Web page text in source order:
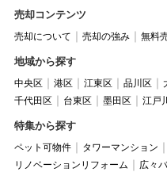
売却コンテンツ
売却について 売却の強み 無料
地域から探す
中央区 港区 江東区 品川区
千代田区
台東区 墨田区 江戸
特集から探す
ペット可物件 タワーマンション
リノベーションリフォーム
広々